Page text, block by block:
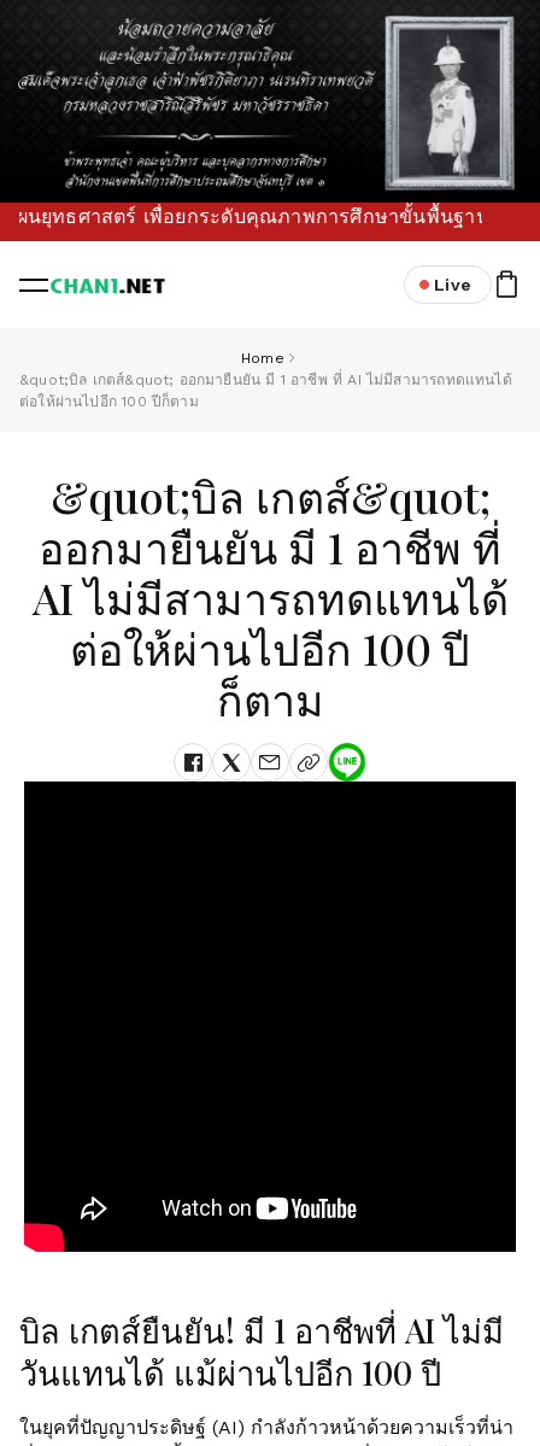
าสตร์ เพื่อยกระดับคุณภาพการศึกษาขั้นพื้นฐานในพื้นที่ (ไ
Live
Home
&quot;บิล เกตส์&quot; ออกมายืนยัน มี 1 อาชีพ ที่ AI ไม่มีสามารถทดแทนได้
ต่อให้ผ่านไปอีก 100 ปีก็ตาม
&quot;บิล เกตส์&quot;
ออกมายืนยัน มี 1 อาชีพ ที่
AI ไม่มีสามารถทดแทนได้
ต่อให้ผ่านไปอีก 100 ปี
ก็ตาม
บิล เกตส์ยืนยัน! มี 1 อาชีพที่ AI ไม่มี
วันแทนได้ แม้ผ่านไปอีก 100 ปี
ในยุคที่ปัญญาประดิษฐ์ (AI) กำลังก้าวหน้าด้วยความเร็วที่น่า